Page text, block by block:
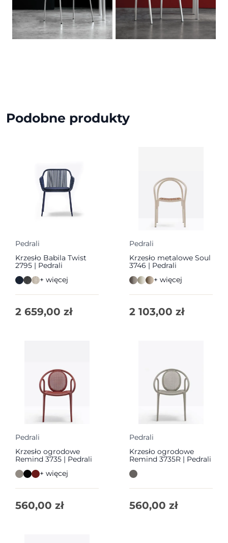
Podobne produkty
Pedrali
Krzesło Babila Twist
2795 | Pedrali
+ więcej
2 659,00 zł
Pedrali
Krzesło metalowe Soul
3746 | Pedrali
+ więcej
2 103,00 zł
Pedrali
Krzesło ogrodowe
Remind 3735 | Pedrali
+ więcej
560,00 zł
Pedrali
Krzesło ogrodowe
Remind 3735R | Pedrali
560,00 zł